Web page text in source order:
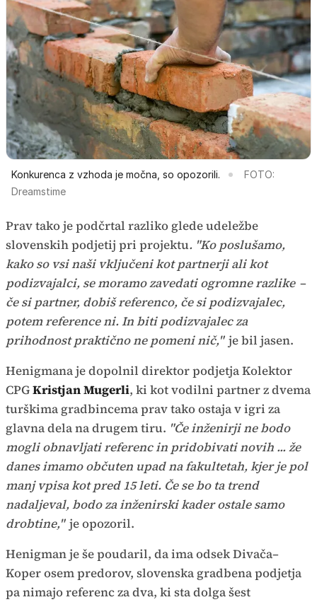
Konkurenca z vzhoda je močna, so opozorili.
FOTO:
Dreamstime
Prav tako je podčrtal razliko glede udeležbe
slovenskih podjetij pri projektu. "Ko poslušamo,
kako so vsi naši vključeni kot partnerji ali kot
podizvajalci, se moramo zavedati ogromne razlike –
če si partner, dobiš referenco, če si podizvajalec,
potem reference ni. In biti podizvajalec za
prihodnost praktično ne pomeni nič," je bil jasen.
Henigmana je dopolnil direktor podjetja Kolektor
CPGKristjan Mugerli, ki kot vodilni partner z dvema
turškima gradbincema prav tako ostaja v igri za
glavna dela na drugem tiru. "Če inženirji ne bodo
mogli obnavljati referenc in pridobivati novih ... že
danes imamo občuten upad na fakultetah, kjer je pol
manj vpisa kot pred 15 leti. Če se bo ta trend
nadaljeval, bodo za inženirski kader ostale samo
drobtine," je opozoril.
Henigman je še poudaril, da ima odsek Divača–
Koper osem predorov, slovenska gradbena podjetja
pa nimajo referenc za dva, ki sta dolga šest